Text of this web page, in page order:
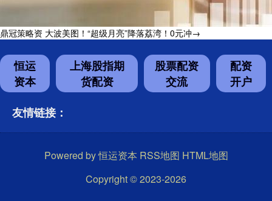
鼎冠策略资 大波美图！“超级月亮”降落荔湾！0元冲→
恒运
资本
上海股指期
货配资
股票配资
交流
配资
开户
友情链接：
Powered by恒运资本 RSS地图 HTML地图
Copyright© 2023-2026